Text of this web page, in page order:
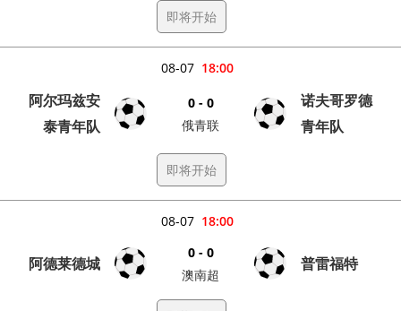
即将开始
18:00
08-07
阿尔玛兹安
泰青年队
0 - 0
俄青联
诺夫哥罗德
青年队
即将开始
18:00
08-07
阿德莱德城
0 - 0
澳南超
普雷福特